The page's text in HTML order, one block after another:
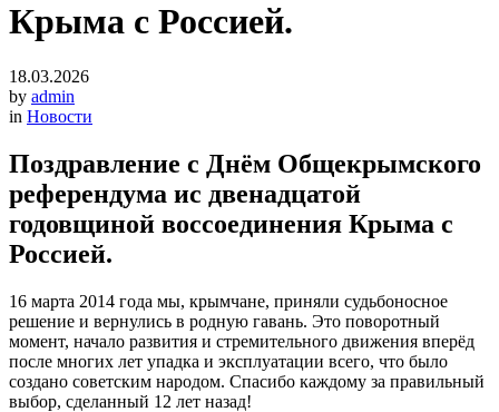
Крыма с Россией.
18.03.2026
by admin
in Новости
Поздравление с Днём Общекрымского
референдума ис двенадцатой
годовщиной воссоединения Крыма с
Россией.
16 марта 2014 года мы, крымчане, приняли судьбоносное
решение и вернулись в родную гавань. Это поворотный
момент, начало развития и стремительного движения вперёд
после многих лет упадка и эксплуатации всего, что было
создано советским народом. Спасибо каждому за правильный
выбор, сделанный 12 лет назад!